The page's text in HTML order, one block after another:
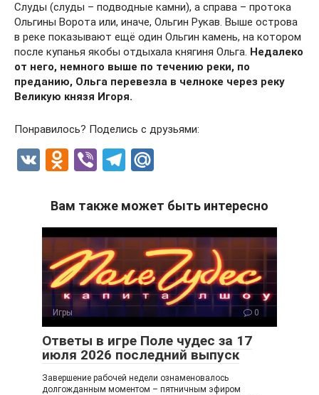
Слуды (слуды – подводные камни), а справа – протока
Ольгины Ворота или, иначе, Ольгин Рукав. Выше острова
в реке показывают ещё один Ольгин камень, на котором
после купанья якобы отдыхала княгиня Ольга. Недалеко
от него, немного выше по течению реки, по
преданию, Ольга перевезла в челноке через реку
Великую князя Игоря.
Понравилось? Поделись с друзьями:
V
O
n
o
kl
a
ss
ni
ki
Vi
er
T
e
gr
a
m
.R
u
Вам также может быть интересно
Игры 0
Ответы в игре Поле чудес за 17
июля 2026 последний выпуск
Завершение рабочей недели ознаменовалось
долгожданным моментом – пятничным эфиром